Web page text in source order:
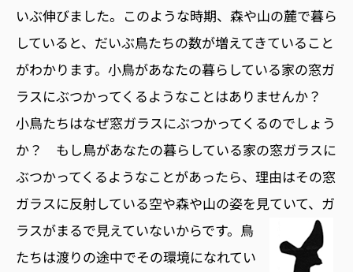
いぶ伸びました。このような時期、森や山の麓で暮ら
していると、だいぶ鳥たちの数が増えてきていること
がわかります。小鳥があなたの暮らしている家の窓ガ
ラスにぶつかってくるようなことはありませんか？
小鳥たちはなぜ窓ガラスにぶつかってくるのでしょう
か？ もし鳥があなたの暮らしている家の窓ガラスに
ぶつかってくるようなことがあったら、理由はその窓
ガラスに反射している空や森や山の姿を見ていて、ガ
ラスがまるで見えていないからです。 鳥
たちは渡りの途中でその環境になれてい